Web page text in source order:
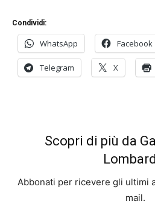
Condividi:
WhatsApp Facebook
Telegram X
Scopri di più da
Abbonati per ricevere gli ultimi
mail.